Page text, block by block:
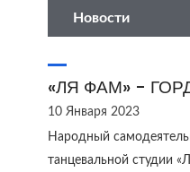
Новости
«ЛЯ ФАМ» -
10 Января 2023
Народный
танцевальной студии